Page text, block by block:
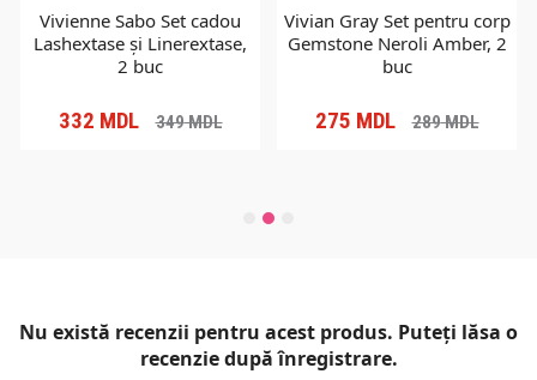
Vivienne Sabo Set cadou
Lashextase și Linerextase,
2 buc
332 MDL 349MDL
Vivian Gray Set pentru corp
Gemstone Neroli Amber, 2
buc
275 MDL 289MDL
Nu există recenzii pentru acest produs. Puteți lăsa o
recenzie după înregistrare.